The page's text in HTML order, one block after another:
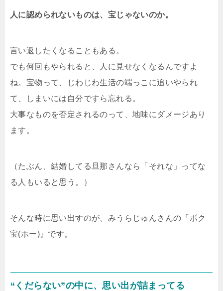
人に認められないものは、宝じゃないのか。
言い返したくなることもある。
でも何回もやられると、人に見せなくなるんですよ
ね。宝物って、じわじわ生活の端っこに追いやられ
て、しまいには自分ですら忘れる。
大事なものを否定されるのって、地味にダメージあり
ます。
（たぶん、結婚してる旦那さんなら「それな」ってな
る人もいると思う。）
そんな時に思い出すのが、みうらじゅんさんの『ボク
宝(ホー)』です。
“くだらない”の中に、思い出が詰まってる